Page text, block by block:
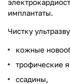
имплантаты.
Чистку
кожные
трофические
ссадины,